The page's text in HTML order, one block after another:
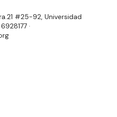
#25-92, Universidad
·